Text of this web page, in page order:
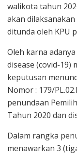
walikota tahun
akan
ditunda oleh KPU
Oleh karna
disease (covid-19)
keputusan
Nomor : 179/
penundaan
Tahun 2020 dan
Dalam rangka
menawarkan 3